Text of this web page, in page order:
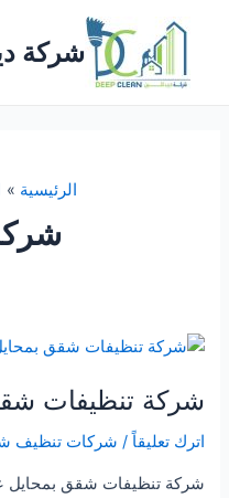
شركة
الرئيسية
شركة تنظيفات
اترك تعليقاً / شركات تنظيف